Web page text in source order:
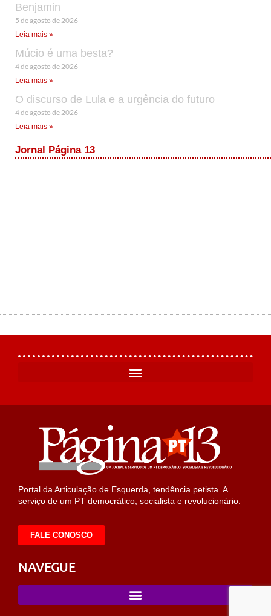
Benjamin
5 de agosto de 2026
Leia mais »
Múcio é uma besta?
4 de agosto de 2026
Leia mais »
O discurso de Lula e a urgência do futuro
4 de agosto de 2026
Leia mais »
Jornal Página 13
Portal da Articulação de Esquerda, tendência petista. A
serviço de um PT democrático, socialista e revolucionário.
FALE CONOSCO
NAVEGUE